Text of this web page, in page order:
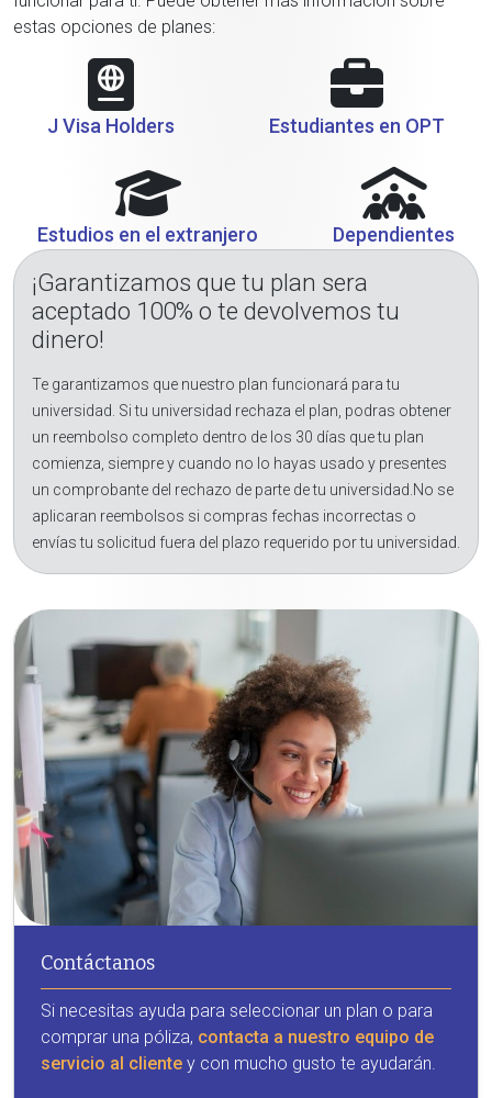
estas opciones de planes:
J Visa Holders Estudiantes en OPT
Estudios en el extranjero Dependientes
¡Garantizamos que tu plan sera
aceptado 100% o te devolvemos tu
dinero!
Te garantizamos que nuestro plan funcionará para tu
universidad. Si tu universidad rechaza el plan, podras obtener
un reembolso completo dentro de los 30 días que tu plan
comienza, siempre y cuando no lo hayas usado y presentes
un comprobante del rechazo de parte de tu universidad.No se
aplicaran reembolsos si compras fechas incorrectas o
envías tu solicitud fuera del plazo requerido por tu universidad.
Contáctanos
Si necesitas ayuda para seleccionar un plan o para
comprar una póliza, contacta a nuestro equipo de
servicio al cliente y con mucho gusto te ayudarán.